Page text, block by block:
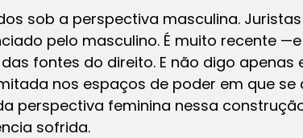
sob a perspectiva masculina.
pelo masculino. É muito recente
fontes do direito. E não digo apenas
nos espaços de poder em que se
perspectiva feminina nessa
sofrida.